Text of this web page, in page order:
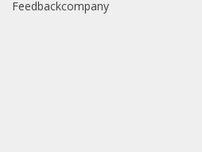
Feedbackcompany